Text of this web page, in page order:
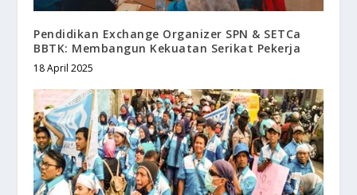
Pendidikan Exchange Organizer SPN & SETCa
BBTK: Membangun Kekuatan Serikat Pekerja
18 April 2025